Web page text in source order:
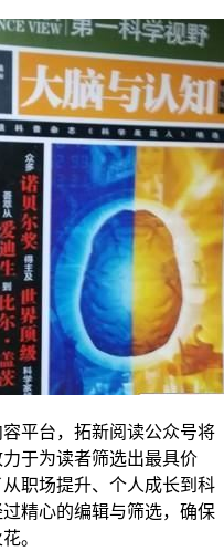
平台，拓新阅读公众号将
于为读者筛选出最具价
职场提升、个人成长到科
精心的编辑与筛选，确保
。